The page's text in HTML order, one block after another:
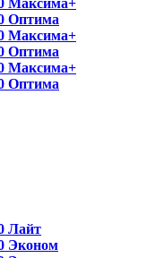
Оптима
Максима+
Оптима
Максима+
Оптима
Лайт
Эконом